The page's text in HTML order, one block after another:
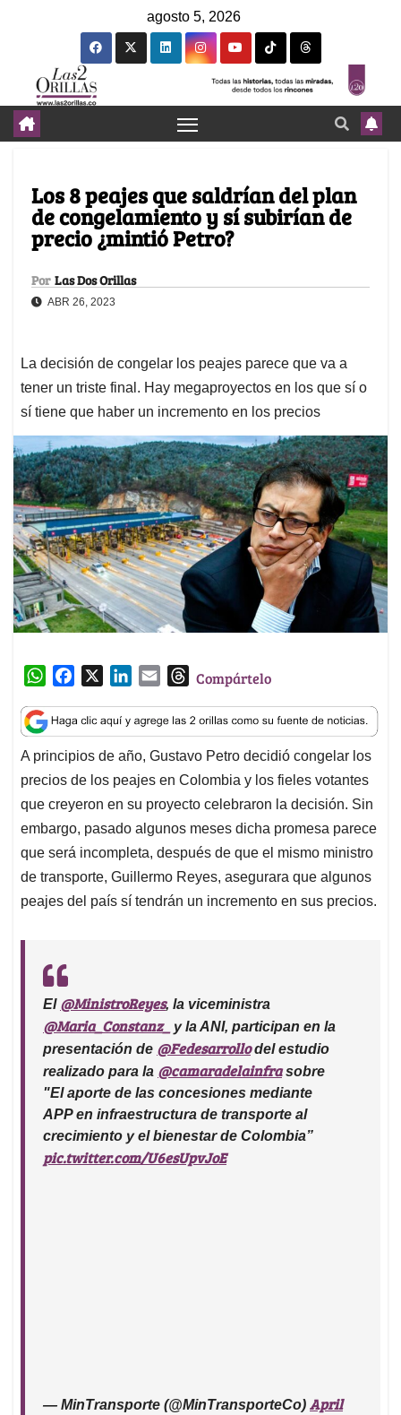
agosto 5, 2026
Los 8 peajes que saldrían del plan
de congelamiento y sí subirían de
precio ¿mintió Petro?
Por Las Dos Orillas
ABR 26, 2023
La decisión de congelar los peajes parece que va a
tener un triste final. Hay megaproyectos en los que sí o
sí tiene que haber un incremento en los precios
W
a
t
s
A
p
p
c
e
b
o
o
k
n
k
e
d
I
n
a
i
l
T
r
e
a
d
s
Compártelo
A principios de año, Gustavo Petro decidió congelar los
precios de los peajes en Colombia y los fieles votantes
que creyeron en su proyecto celebraron la decisión. Sin
embargo, pasado algunos meses dicha promesa parece
que será incompleta, después de que el mismo ministro
de transporte, Guillermo Reyes, asegurara que algunos
peajes del país sí tendrán un incremento en sus precios.
El @MinistroReyes, la viceministra
@Maria_Constanz_
y la ANI, participan en la
presentación de @Fedesarrollodel estudio
realizado para la @camaradelainfrasobre
"El aporte de las concesiones mediante
APP en infraestructura de transporte al
crecimiento y el bienestar de Colombia”
pic.twitter.com/U6esUpvJoE
— MinTransporte (@MinTransporteCo) April